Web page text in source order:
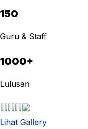
150
Guru & Staff
1000+
Lulusan
Lihat Gallery